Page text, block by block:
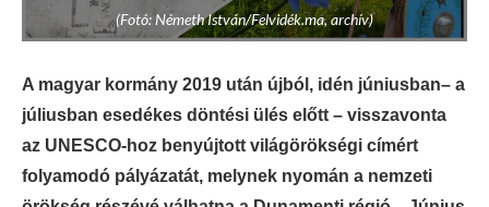
(Fotó: Németh István/Felvidék.ma, archív)
A magyar kormány 2019 után újból, idén júniusban– a
júliusban esedékes döntési ülés előtt – visszavonta
az UNESCO-hoz benyújtott világörökségi címért
folyamodó pályázatát, melynek nyomán a nemzeti